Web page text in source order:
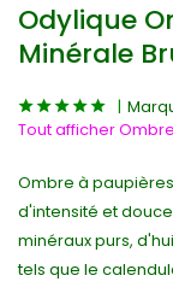
Odylique
Minérale
Tout afficher
Ombre à
d'intensité et
minéraux purs,
tels que le